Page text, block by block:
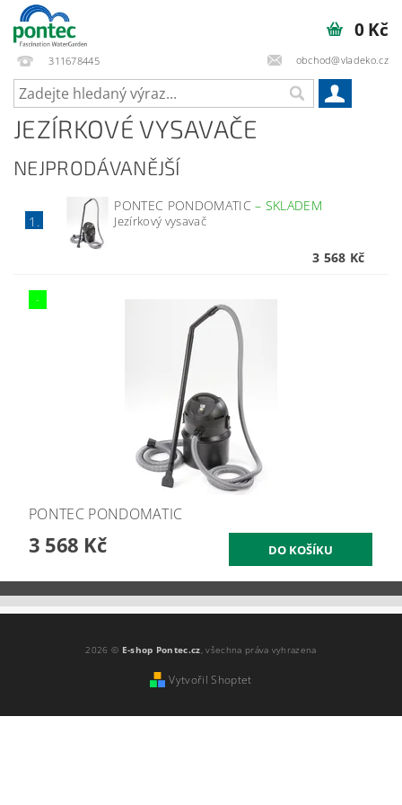
311678445 obchod@vladeko.cz
0 Kč
JEZÍRKOVÉ VYSAVAČE
NEJPRODÁVANĚJŠÍ
1.
PONTEC PONDOMATIC– SKLADEM
Jezírkový vysavač
3 568 Kč
-
PONTEC PONDOMATIC
3 568 Kč
2026 © E-shop Pontec.cz, všechna práva vyhrazena
Vytvořil Shoptet